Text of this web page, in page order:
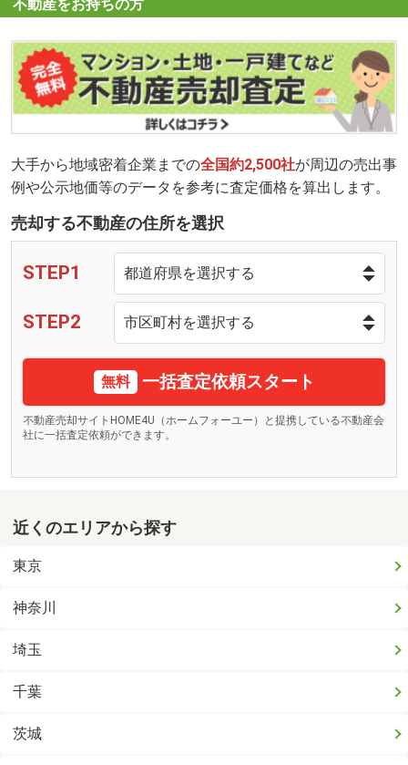
不動産をお持ちの方
大手から地域密着企業までの全国約2,500社が周辺の売出事
例や公示地価等のデータを参考に査定価格を算出します。
売却する不動産の住所を選択
STEP1
STEP2
無料 一括査定依頼スタート
不動産売却サイトHOME4U（ホームフォーユー）と提携している不動産会
社に一括査定依頼ができます。
近くのエリアから探す
東京
神奈川
埼玉
千葉
茨城